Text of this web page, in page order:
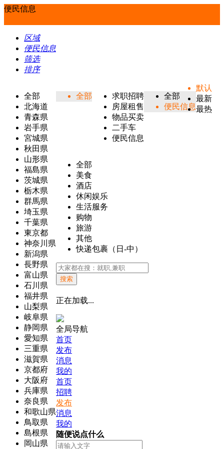
便民信息
区域
便民信息
筛选
排序
全部
北海道
青森県
岩手県
宮城県
秋田県
山形県
福島県
茨城県
栃木県
群馬県
埼玉県
千葉県
東京都
神奈川県
新潟県
長野県
富山県
石川県
福井県
山梨県
岐阜県
静岡県
愛知県
三重県
滋賀県
京都府
大阪府
兵庫県
奈良県
和歌山県
鳥取県
島根県
岡山県
全部
求职招聘
房屋租售
物品买卖
二手车
便民信息
全部
便民信息
全部
美食
酒店
休闲娱乐
生活服务
购物
旅游
其他
快递包裹（日-中）
默认
最新
最热
搜索
正在加载...
全局导航
首页
发布
消息
我的
首页
招聘
发布
消息
我的
随便说点什么